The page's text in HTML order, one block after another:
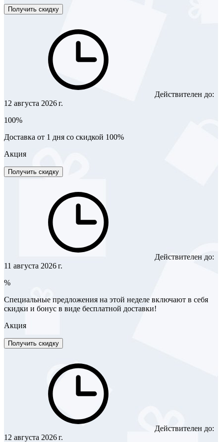
Получить скидку
Действителен до:
12 августа 2026 г.
100%
Доставка от 1 дня со скидкой 100%
Акция
Получить скидку
Действителен до:
11 августа 2026 г.
%
Специальные предложения на этой неделе включают в себя
скидки и бонус в виде бесплатной доставки!
Акция
Получить скидку
Действителен до:
12 августа 2026 г.